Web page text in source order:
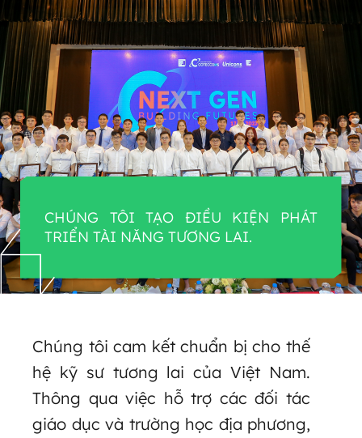
CHÚNG TÔI TẠO ĐIỀU KIỆN PHÁT
TRIỂN TÀI NĂNG TƯƠNG LAI.
Chúng tôi cam kết chuẩn bị cho thế
hệ kỹ sư tương lai của Việt Nam.
Thông qua việc hỗ trợ các đối tác
giáo dục và trường học địa phương,